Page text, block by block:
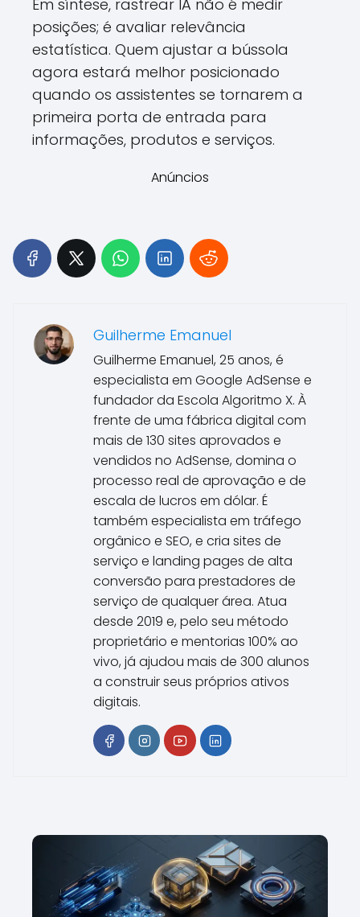
Em síntese, rastrear IA não é medir
posições; é avaliar relevância
estatística. Quem ajustar a bússola
agora estará melhor posicionado
quando os assistentes se tornarem a
primeira porta de entrada para
informações, produtos e serviços.
Anúncios
Guilherme Emanuel
Guilherme Emanuel, 25 anos, é
especialista em Google AdSense e
fundador da Escola Algoritmo X. À
frente de uma fábrica digital com
mais de 130 sites aprovados e
vendidos no AdSense, domina o
processo real de aprovação e de
escala de lucros em dólar. É
também especialista em tráfego
orgânico e SEO, e cria sites de
serviço e landing pages de alta
conversão para prestadores de
serviço de qualquer área. Atua
desde 2019 e, pelo seu método
proprietário e mentorias 100% ao
vivo, já ajudou mais de 300 alunos
a construir seus próprios ativos
digitais.